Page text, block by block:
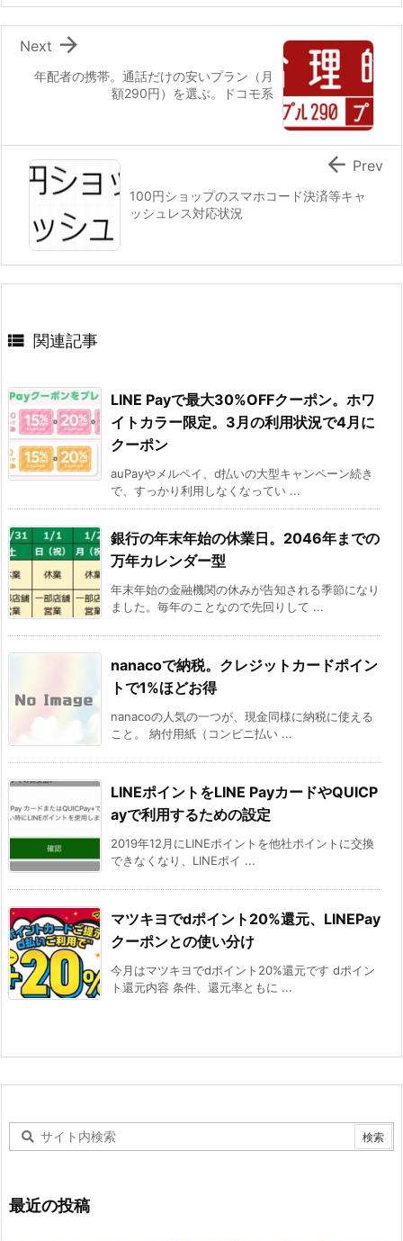
年配者の携帯。通話だけの安いプラン（月
額290円）を選ぶ。ドコモ系

Next
100円ショップのスマホコード決済等キャ
ッシュレス対応状況
 Prev
 関連記事
LINE Payで最大30%OFFクーポン。ホワ
イトカラー限定。3月の利用状況で4月に
クーポン
auPayやメルペイ、d払いの大型キャンペーン続き
で、すっかり利用しなくなってい ...
銀行の年末年始の休業日。2046年までの
万年カレンダー型
年末年始の金融機関の休みが告知される季節になり
ました。毎年のことなので先回りして ...
nanacoで納税。クレジットカードポイン
トで1%ほどお得
nanacoの人気の一つが、現金同様に納税に使える
こと。 納付用紙（コンビニ払い ...
LINEポイントをLINE PayカードやQUICP
ayで利用するための設定
2019年12月にLINEポイントを他社ポイントに交換
できなくなり、LINEポイ ...
マツキヨでdポイント20%還元、LINEPay
クーポンとの使い分け
今月はマツキヨでdポイント20%還元です dポイン
ト還元内容 条件、還元率ともに ...
最近の投稿